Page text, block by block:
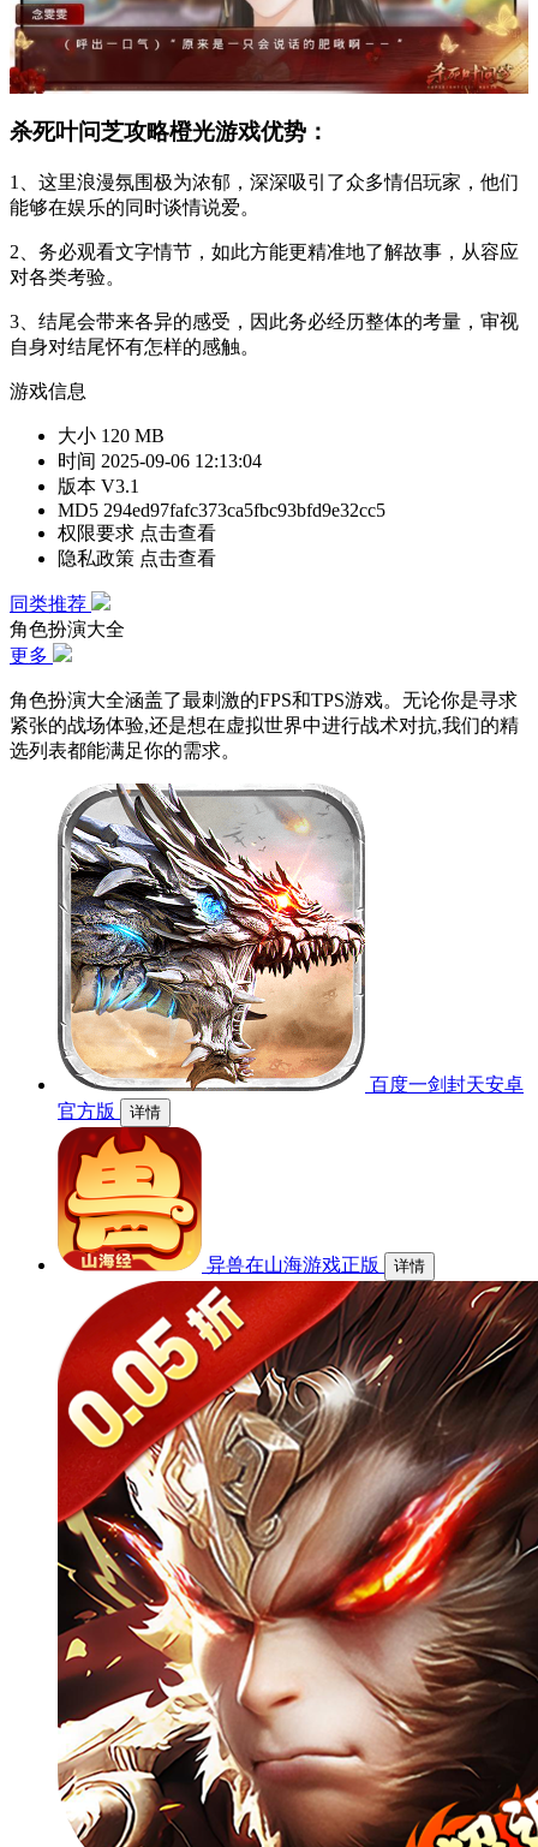
杀死叶问芝攻略橙光游戏优势：
1、这里浪漫氛围极为浓郁，深深吸引了众多情侣玩家，他们
能够在娱乐的同时谈情说爱。
2、务必观看文字情节，如此方能更精准地了解故事，从容应
对各类考验。
3、结尾会带来各异的感受，因此务必经历整体的考量，审视
自身对结尾怀有怎样的感触。
游戏信息
大小 120 MB
时间 2025-09-06 12:13:04
版本 V3.1
MD5 294ed97fafc373ca5fbc93bfd9e32cc5
权限要求 点击查看
隐私政策 点击查看
同类推荐
角色扮演大全
更多
角色扮演大全涵盖了最刺激的FPS和TPS游戏。无论你是寻求
紧张的战场体验,还是想在虚拟世界中进行战术对抗,我们的精
选列表都能满足你的需求。
百度一剑封天安卓
官方版
详情
异兽在山海游戏正版 详情